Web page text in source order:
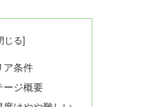
ア条件
ージ概要